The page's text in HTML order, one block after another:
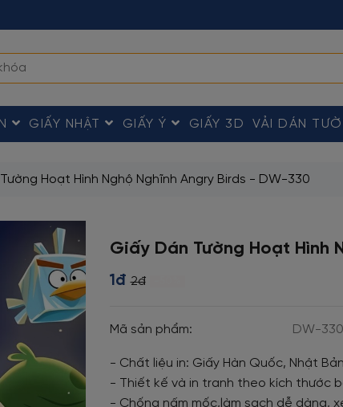
GIẤY NHẬT GIẤY Ý GIẤY 3D VẢI DÁN
Hoạt Hình Nghộ Nghĩnh Angry Birds - DW-330
Giấy Dán Tường Hoạt Hình
1đ 2đ
Mã sản phẩm: DW-330
- Chất liệu in: Giấy Hàn Quốc, Nhật
- Thiết kế và in tranh theo kích thước
- Chống nấm mốc,làm sạch dễ dàng,